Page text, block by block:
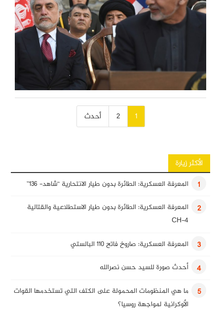
1
2 أحدث
الأكثر زيارة
1
المعرفة العسكرية: الطائرة بدون طيار الانتحارية “شاهد- 136”
2
المعرفة العسكرية: الطائرة بدون طيار الاستطلاعية والقتالية
CH-4
3 المعرفة العسكرية: صاروخ فاتح 110 البالستي
4 أحدث صورة للسيد حسن نصرالله
5
ما هي المنظومات المحمولة على الكتف التي تستخدمها القوات
الأوكرانية لمواجهة روسيا؟